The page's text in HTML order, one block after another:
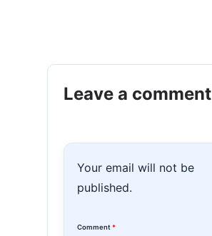
Leave a comment
Your email will not be
published.
Comment *